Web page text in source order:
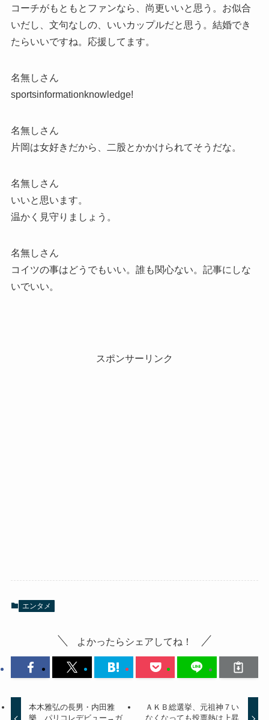
コーチがもともとファンなら、尚更いいと思う。お似合
いだし、文句なしの、いいカップルだと思う。結婚でき
たらいいですね。応援してます。
名無しさん
sportsinformationknowledge!
名無しさん
片岡は女好きだから、二股とかかけられてそうだな。
名無しさん
いいと思います。
温かく見守りましょう。
名無しさん
コイツの事はどうでもいい。誰も関心ない。記事にしな
いでいい。
スポンサーリンク
エンタメ
よかったらシェアしてね！
本木雅弘の長男・内田雅
樂、パリコレデビュー→ガ
ＡＫＢ総選挙、元祖神７い
なくなっても投票熱は上昇